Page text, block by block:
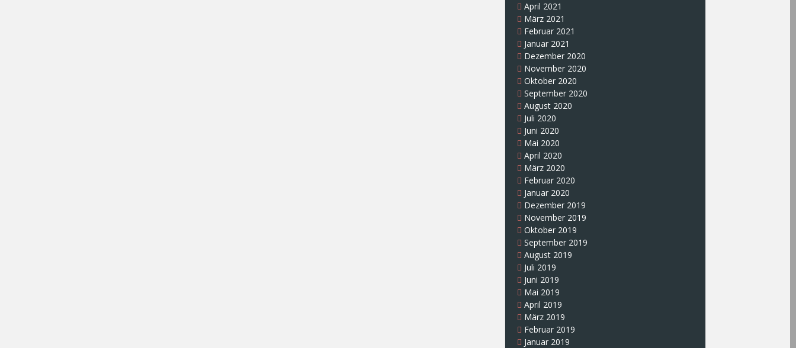
April 2021
März 2021
Februar 2021
Januar 2021
Dezember 2020
November 2020
Oktober 2020
September 2020
August 2020
Juli 2020
Juni 2020
Mai 2020
April 2020
März 2020
Februar 2020
Januar 2020
Dezember 2019
November 2019
Oktober 2019
September 2019
August 2019
Juli 2019
Juni 2019
Mai 2019
April 2019
März 2019
Februar 2019
Januar 2019